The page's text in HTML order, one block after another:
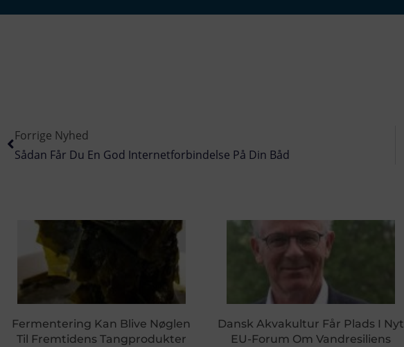
Forrige Nyhed
Sådan Får Du En God Internetforbindelse På Din Båd
Fermentering Kan Blive Nøglen
Til Fremtidens Tangprodukter
Dansk Akvakultur Får Plads I Nyt
EU-Forum Om Vandresiliens